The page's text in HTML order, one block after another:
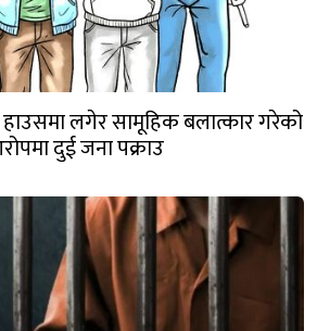
लगेर सामूहिक बलात्कार गरेको
दुई जना पक्राउ